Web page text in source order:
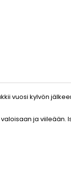
vuosi kylvön
ja